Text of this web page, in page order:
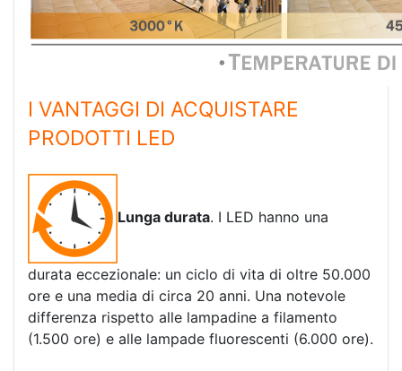
I VANTAGGI DI ACQUISTARE
PRODOTTI LED
Lunga durata. I LED hanno una
durata eccezionale: un ciclo di vita di oltre 50.000
ore e una media di circa 20 anni. Una notevole
differenza rispetto alle lampadine a filamento
(1.500 ore) e alle lampade fluorescenti (6.000 ore).